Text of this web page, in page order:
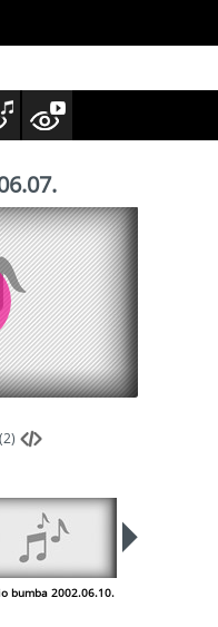
(2)
bumba 2002.06.10.